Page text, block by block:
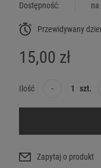
Dostępność: na
Przewidywany
15,00 zł
Ilość - szt.
Zapytaj o produkt